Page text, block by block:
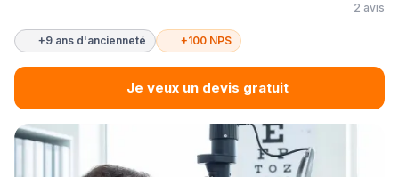
2 avis
+9 ans d'ancienneté +100 NPS
Je veux un devis gratuit